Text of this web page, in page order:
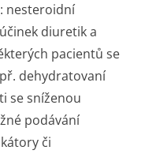
: nesteroidní
diuretik a
pacientů se
dehydratovaní
se sníženou
podávání
či